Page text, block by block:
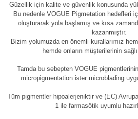
Güzellik için kalite ve güvenlik konusunda
Bu nedenle VOGUE Pigmetation hedefleri
oluşturarak yola başlamış ve kısa
kazanmıştır.
Bizim yolumuzda en önemli kurallarımız hem
hemde onların müşterilerinin
Tamda bu sebepten VOGUE
micropigmentation ister microblading
Tüm pigmentler hipoalerjeniktir ve (EC)
1 ile farmasötik uyumlu